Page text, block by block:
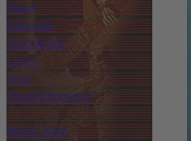
News
Biografie
Discografie
Lyrics
Tour
Auszeichnungen
Musik Blog